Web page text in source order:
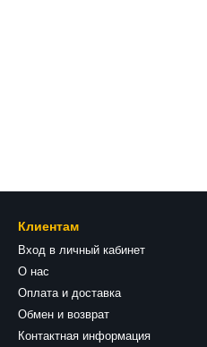
Клиентам
Вход в личный кабинет
О нас
Оплата и доставка
Обмен и возврат
Контактная информация